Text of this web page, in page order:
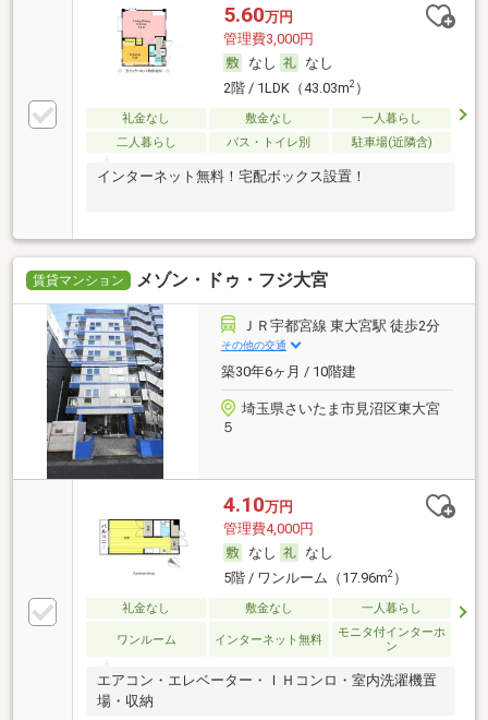
5.60万円
管理費3,000円
なし
なし
2階 / 1LDK（43.03m2）
礼金なし 敷金なし
一人暮らし
二人暮らし
バス・トイレ別 駐車場(近隣含)
インターネット無料！宅配ボックス設置！
賃貸マンション メゾン・ドゥ・フジ大宮
ＪＲ宇都宮線 東大宮駅 徒歩2分
その他の交通
築30年6ヶ月 / 10階建
埼玉県さいたま市見沼区東大宮
５
4.10万円
管理費4,000円
なし
なし
5階 / ワンルーム（17.96m2）
礼金なし 敷金なし 一人暮らし
ワンルーム インターネット無料
モニタ付インターホ
ン
エアコン・エレベーター・ＩＨコンロ・室内洗濯機置
場・収納